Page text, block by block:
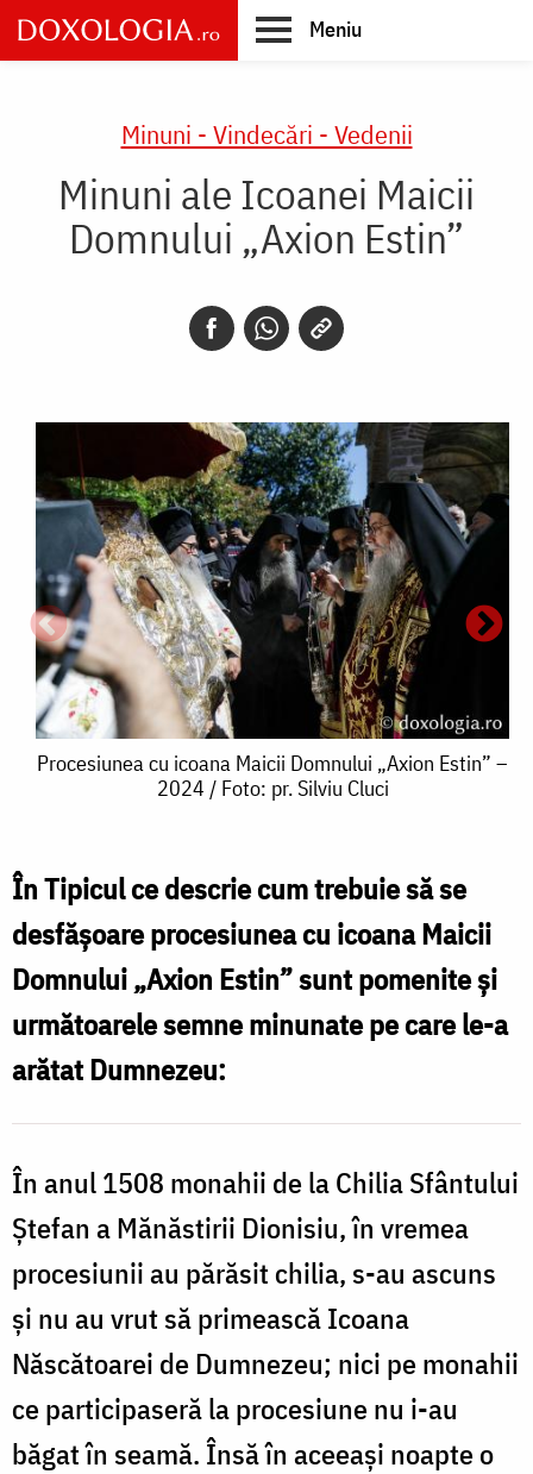
Skip
to
main
Meniu
Minuni - Vindecări - Vedenii
Minuni ale Icoanei Maicii
Domnului „Axion Estin”
Procesiunea
Maicii
Domnului
„Axion
Estin”
–
/
Foto:
pr.
Silviu
Procesiunea cu icoana Maicii Domnului „Axion Estin” –
2024 / Foto: pr. Silviu Cluci
În Tipicul ce descrie cum trebuie să se
desfăşoare procesiunea cu icoana Maicii
Domnului „Axion Estin” sunt pomenite și
următoarele semne minunate pe care le-a
arătat Dumnezeu:
În anul 1508 monahii de la Chilia Sfântului
Ștefan a Mănăstirii Dionisiu, în vremea
procesiunii au părăsit chilia, s-au ascuns
și nu au vrut să primească Icoana
Născătoarei de Dumnezeu; nici pe monahii
ce participaseră la procesiune nu i-au
băgat în seamă. Însă în aceeași noapte o